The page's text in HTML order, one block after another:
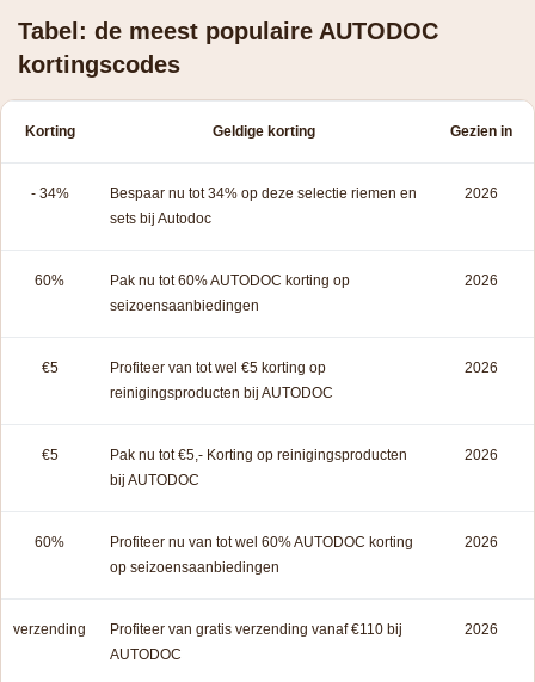
Tabel: de meest populaire AUTODOC
kortingscodes
Korting Geldige korting Gezien in
- 34%
Bespaar nu tot 34% op deze selectie riemen en
sets bij Autodoc
2026
60%
Pak nu tot 60% AUTODOC korting op
seizoensaanbiedingen
2026
€5
Profiteer van tot wel €5 korting op
reinigingsproducten bij AUTODOC
2026
€5
Pak nu tot €5,- Korting op reinigingsproducten
bij AUTODOC
2026
60%
Profiteer nu van tot wel 60% AUTODOC korting
op seizoensaanbiedingen
2026
verzending
Profiteer van gratis verzending vanaf €110 bij
AUTODOC
2026